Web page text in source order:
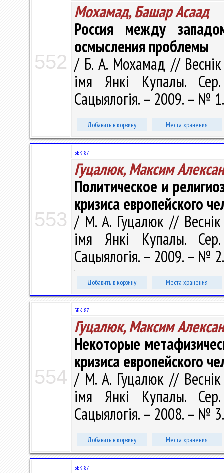
552
Мохамад, Башар Асаад
Россия между
осмысления проблемы
/ Б. А. Мохамад // Веснік
імя Янкі Купалы. Сер.
Сацыялогія. – 2009. – №
Добавить в корзину Места хранения
553
ББК 87
Гуцалюк, Максим
Политическое и
кризиса европейского
/ М. А. Гуцалюк // Веснік
імя Янкі Купалы. Сер.
Сацыялогія. – 2009. – №
Добавить в корзину Места хранения
554
ББК 87
Гуцалюк, Максим
Некоторые
кризиса европейского
/ М. А. Гуцалюк // Веснік
імя Янкі Купалы. Сер.
Сацыялогія. – 2008. – №
Добавить в корзину Места хранения
ББК 87